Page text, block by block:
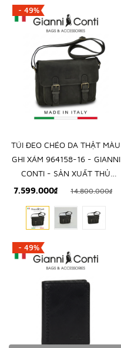
- 49%
TÚI ĐEO CHÉO DA THẬT MÀU
GHI XÁM 964158-16 - GIANNI
CONTI - SẢN XUẤT THỦ
CÔNG TỪ ITALY
7.599.000₫ 14.800.000₫
- 49%